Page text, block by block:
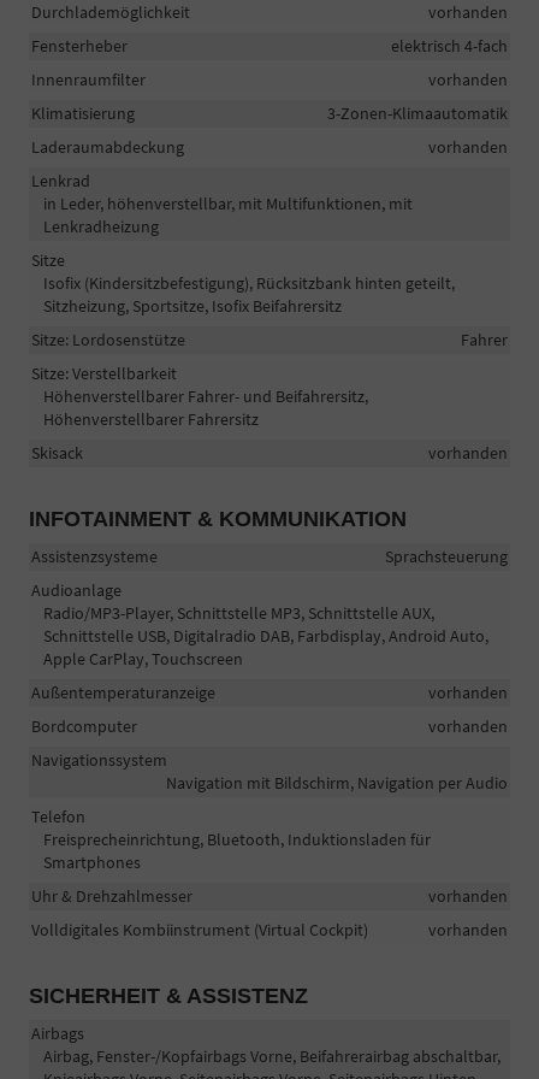
Durchlademöglichkeit
vorhanden
Fensterheber
elektrisch 4-fach
Innenraumfilter
vorhanden
Klimatisierung
3-Zonen-Klimaautomatik
Laderaumabdeckung
vorhanden
Lenkrad
in Leder, höhenverstellbar, mit Multifunktionen, mit
Lenkradheizung
Sitze
Isofix (Kindersitzbefestigung), Rücksitzbank hinten geteilt,
Sitzheizung, Sportsitze, Isofix Beifahrersitz
Sitze: Lordosenstütze
Fahrer
Sitze: Verstellbarkeit
Höhenverstellbarer Fahrer- und Beifahrersitz,
Höhenverstellbarer Fahrersitz
Skisack
vorhanden
INFOTAINMENT & KOMMUNIKATION
Assistenzsysteme
Sprachsteuerung
Audioanlage
Radio/MP3-Player, Schnittstelle MP3, Schnittstelle AUX,
Schnittstelle USB, Digitalradio DAB, Farbdisplay, Android Auto,
Apple CarPlay, Touchscreen
Außentemperaturanzeige
vorhanden
Bordcomputer
vorhanden
Navigationssystem
Navigation mit Bildschirm, Navigation per Audio
Telefon
Freisprecheinrichtung, Bluetooth, Induktionsladen für
Smartphones
Uhr & Drehzahlmesser
vorhanden
Volldigitales Kombiinstrument (Virtual Cockpit)
vorhanden
SICHERHEIT & ASSISTENZ
Airbags
Airbag, Fenster-/Kopfairbags Vorne, Beifahrerairbag abschaltbar,